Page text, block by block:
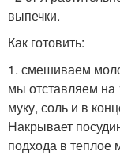
выпечки.
Как готовить:
1. смешиваем
мы отставляем
муку, соль и в
Накрывает
подхода в теплое